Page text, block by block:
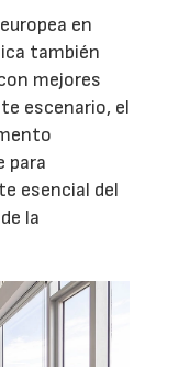
en
también
mejores
escenario, el
para
esencial del
la